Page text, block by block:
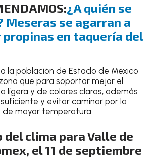
¿A quién se
Meseras se agarran a
propinas en taquería del
la población deEstado de México
que para soportar mejor el
ligera y decolores claros, además
y evitar caminar por la
de mayor temperatura.
del clima para Valle de
el 11 de septiembre